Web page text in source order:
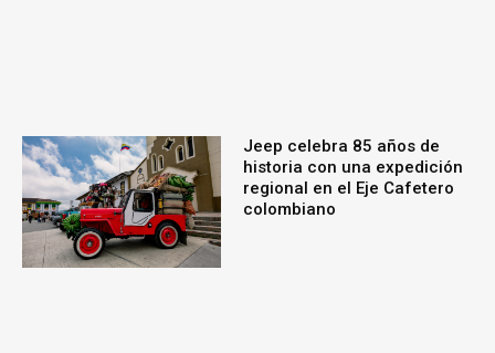
Jeep celebra 85 años de
historia con una expedición
regional en el Eje Cafetero
colombiano